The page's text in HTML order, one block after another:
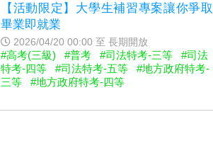
【活動限定】大學生補習專案讓你爭取
畢業即就業
2026/04/20 00:00 至 長期開放
#高考(三級) #普考 #司法特考-三等
#司法
特考-四等
#司法特考-五等
#地方政府特考-
三等
#地方政府特考-四等